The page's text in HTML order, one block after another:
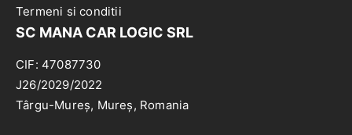
Termeni si conditii
SC MANA CAR LOGIC SRL
CIF: 47087730
J26/2029/2022
Târgu-Mureș, Mureș, Romania